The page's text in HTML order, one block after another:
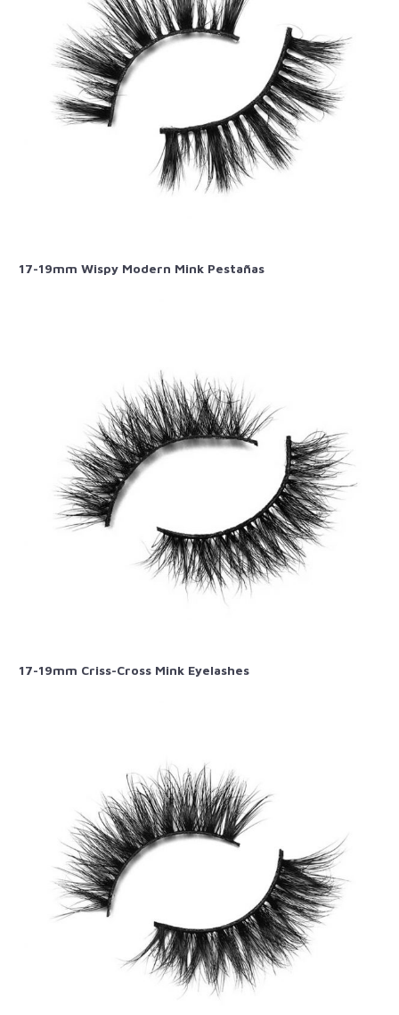
17-19mm Wispy Modern Mink Pestañas
17-19mm Criss-Cross Mink Eyelashes